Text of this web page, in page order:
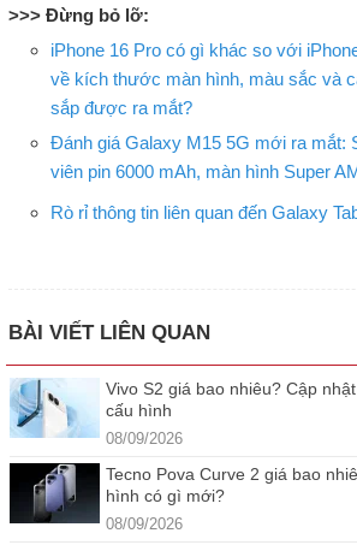
>>> Đừng bỏ lỡ:
iPhone 16 Pro có gì khác so với
về kích thước màn hình, màu sắc và
sắp được ra mắt?
Đánh giá Galaxy M15 5G mới ra mắt:
viên pin 6000 mAh, màn hình Super
Rò rỉ thông tin liên quan đến Galaxy
BÀI VIẾT LIÊN QUAN
Vivo S2 giá bao nhiêu? Cập
cấu hình
08/09/2026
Tecno Pova Curve 2 giá bao
hình có gì mới?
08/09/2026